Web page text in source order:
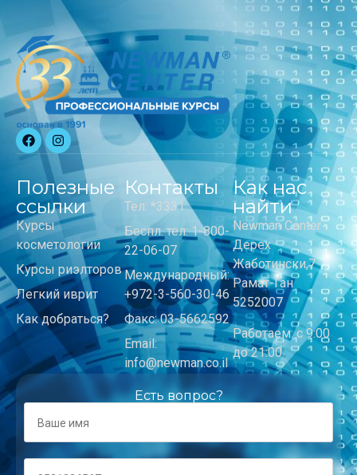
Полезные
ссылки
Курсы
косметологии
Курсы риэлторов
Легкий иврит
Как добраться?
Контакты
Тел: *3331
Беспл. тел: 1-800-
22-06-07
Международный:
+972-3-560-30-46
Факс: 03-5662592
Email:
info@newman.co.il
Как нас
найти
Newman Center
Дерех
Жаботински,7
Рамат-Ган
5252007
Работаем: с 9:00
до 21:00
Есть вопрос?